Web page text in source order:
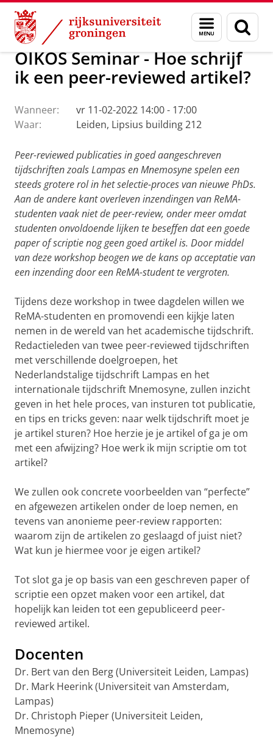
Skip
Content
Skip
Navigation
Menu
en
zoeken
Onderzoek Ons onderzoek OIKOS Calendar
OIKOS Seminar - Hoe schrijf
ik een peer-reviewed artikel?
Wanneer:
vr 11-02-2022 14:00 - 17:00
Waar:
Leiden, Lipsius building 212
Peer-reviewed publicaties in goed aangeschreven
tijdschriften zoals Lampas en Mnemosyne spelen een
steeds grotere rol in het selectie-proces van nieuwe PhDs.
Aan de andere kant overleven inzendingen van ReMA-
studenten vaak niet de peer-review, onder meer omdat
studenten onvoldoende lijken te beseffen dat een goede
paper of scriptie nog geen goed artikel is. Door middel
van deze workshop beogen we de kans op acceptatie van
een inzending door een ReMA-student te vergroten.
Tijdens deze workshop in twee dagdelen willen we
ReMA-studenten en promovendi een kijkje laten
nemen in de wereld van het academische tijdschrift.
Redactieleden van twee peer-reviewed tijdschriften
met verschillende doelgroepen, het
Nederlandstalige tijdschrift Lampas en het
internationale tijdschrift Mnemosyne, zullen inzicht
geven in het hele proces, van insturen tot publicatie,
en tips en tricks geven: naar welk tijdschrift moet je
je artikel sturen? Hoe herzie je je artikel of ga je om
met een afwijzing? Hoe werk ik mijn scriptie om tot
artikel?
We zullen ook concrete voorbeelden van “perfecte”
en afgewezen artikelen onder de loep nemen, en
tevens van anonieme peer-review rapporten:
waarom zijn de artikelen zo geslaagd of juist niet?
Wat kun je hiermee voor je eigen artikel?
Tot slot ga je op basis van een geschreven paper of
scriptie een opzet maken voor een artikel, dat
hopelijk kan leiden tot een gepubliceerd peer-
reviewed artikel.
Docenten
Dr. Bert van den Berg (Universiteit Leiden, Lampas)
Dr. Mark Heerink (Universiteit van Amsterdam,
Lampas)
Dr. Christoph Pieper (Universiteit Leiden,
Mnemosyne)